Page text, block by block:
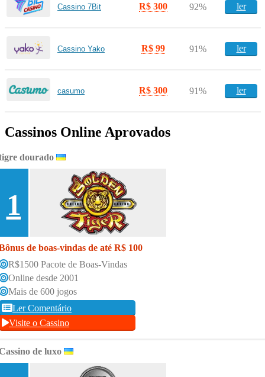
Cassino 7Bit R$ 300 92% ler
Cassino Yako R$ 99 91% ler
casumo R$ 300 91% ler
Cassinos Online Aprovados
dourado
1
de boas-vindas de até R$ 100
R$1500 Pacote de Boas-Vindas
Online desde 2001
Mais de 600 jogos
Ler Comentário
Visite o Cassino
de luxo